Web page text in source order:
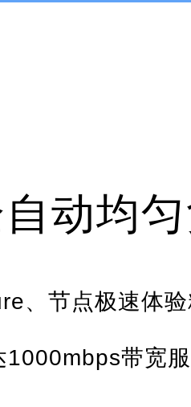
动均
、节点极速体
1000mbps带宽